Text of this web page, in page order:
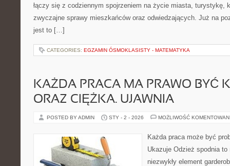
łączy się z codziennym spojrzeniem na życie miasta, turystykę,
zwyczajne sprawy mieszkańców oraz odwiedzających. Już na
jest to […]
CATEGORIES: EGZAMIN ÓSMOKLASISTY - MATEMATYKA
KAŻDA PRACA MA PRAWO BYĆ
ORAZ CIĘŻKA. UJAWNIA
POSTED BY ADMIN STY - 2 - 2026 MOŻLIWOŚĆ
Każda praca może być
Ukazuje Odzież spodnia
niezwykły element